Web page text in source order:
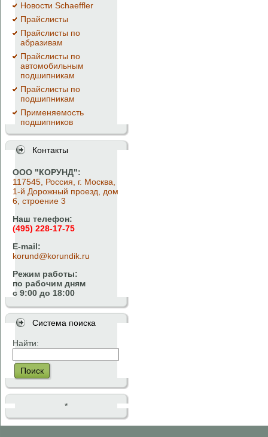
Новости Schaeffler
Прайслисты
Прайслисты по
абразивам
Прайслисты по
автомобильным
подшипникам
Прайслисты по
подшипникам
Применяемость
подшипников
Контакты
ООО "КОРУНД":
117545, Россия, г. Москва,
1-й Дорожный проезд, дом
6, строение 3
Наш телефон:
(495) 228-17-75
E-mail:
korund@korundik.ru
Режим работы:
по рабочим дням
с 9:00 до 18:00
Система поиска
Найти:
Поиск
*